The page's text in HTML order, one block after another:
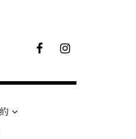
絲